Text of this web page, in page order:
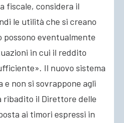
fiscale, considera il
le utilità che si creano
possono eventualmente
in cui il reddito
Il nuovo sistema
non si sovrappone agli
il Direttore delle
ai timori espressi in